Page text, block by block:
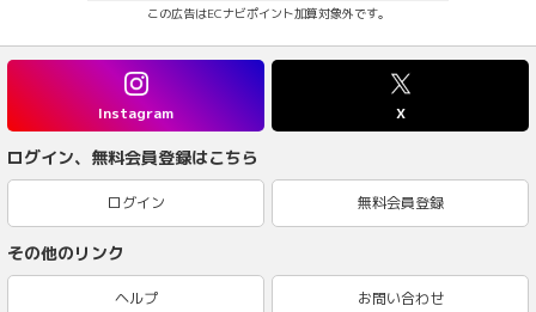
この広告はECナビポイント加算対象外です。
Instagram X
ログイン、無料会員登録はこちら
ログイン 無料会員登録
その他のリンク
ヘルプ お問い合わせ